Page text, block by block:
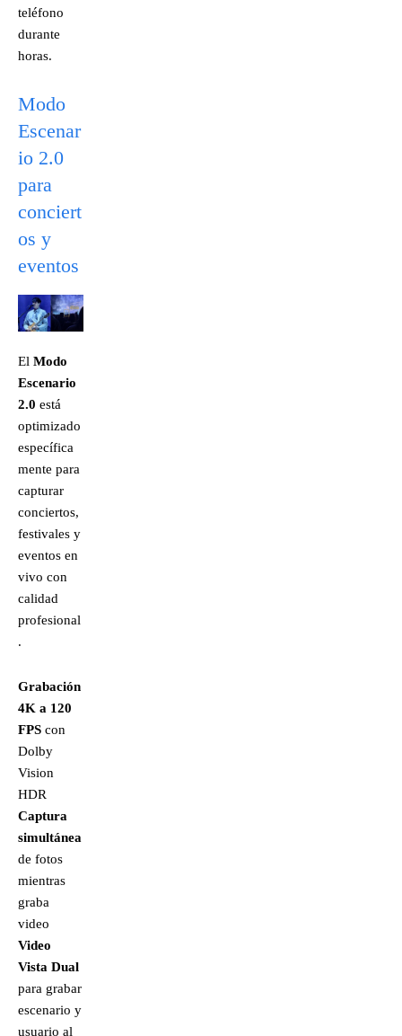
teléfono
durante
horas.
Modo
Escenar
io 2.0
para
conciert
os y
eventos
El Modo
Escenario
2.0 está
optimizado
específica
mente para
capturar
conciertos,
festivales y
eventos en
vivo con
calidad
profesional
.
Grabación
4K a 120
FPS con
Dolby
Vision
HDR
Captura
simultánea
de fotos
mientras
graba
video
Video
Vista Dual
para grabar
escenario y
usuario al